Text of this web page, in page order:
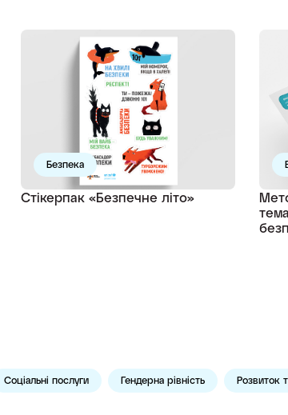
Безпека
Стікерпак «Безпечне літо»
Соціальні послуги Гендерна рівність Розвиток